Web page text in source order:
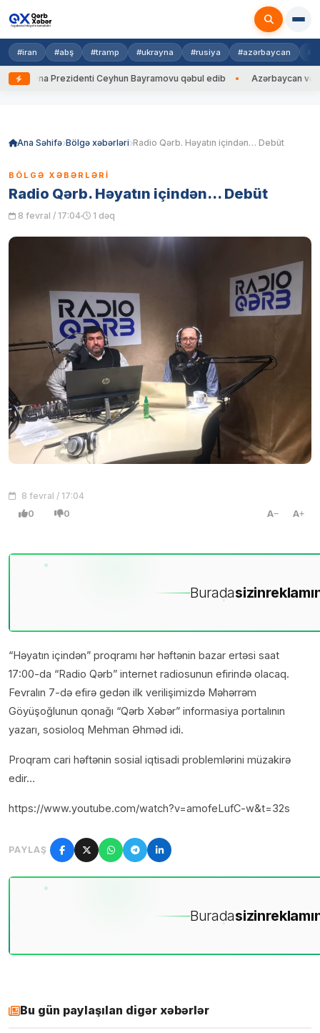
#iran #abş #tramp #ukrayna #rusiya #azərbaycan
Prezidenti Ceyhun Bayramovu qəbul edib Azərbaycan və
Ana Səhifə Bölgə xəbərləri Radio Qərb. Həyatın içindən… Debüt
BÖLGƏ XƏBƏRLƏRI
Radio Qərb. Həyatın içindən… Debüt
8 fevral / 17:04 1 dəq
8 fevral / 17:04
0 0 A A
Buradasizin
“Həyatın içindən” proqramı hər həftənin bazar ertəsi saat
17:00-da “Radio Qərb” internet radiosunun efirində olacaq.
Fevralın 7-də efirə gedən ilk verilişimizdə Məhərrəm
Göyüşoğlunun qonağı “Qərb Xəbər” informasiya portalının
yazarı, sosioloq Mehman Əhməd idi.
Proqram cari həftənin sosial iqtisadi problemlərini müzakirə
edir…
https://www.youtube.com/watch?v=amofeLufC-w&t=32s
PAYLAŞ
Buradasizin
Bu gün paylaşılan digər xəbərlər